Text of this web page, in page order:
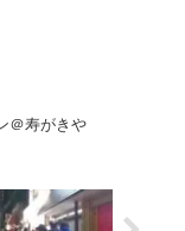
＠寿がきや